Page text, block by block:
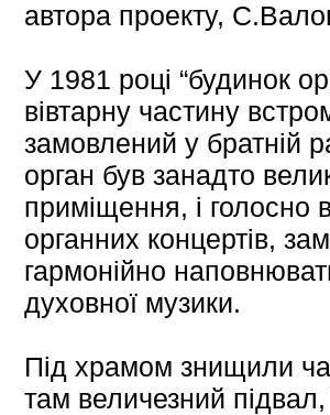
автора проекту,
У 1981 році “будинок
вівтарну частину
замовлений у братній
орган був занадто
приміщення, і голосно
органних концертів,
гармонійно
духовної музики.
Під храмом знищили
там величезний